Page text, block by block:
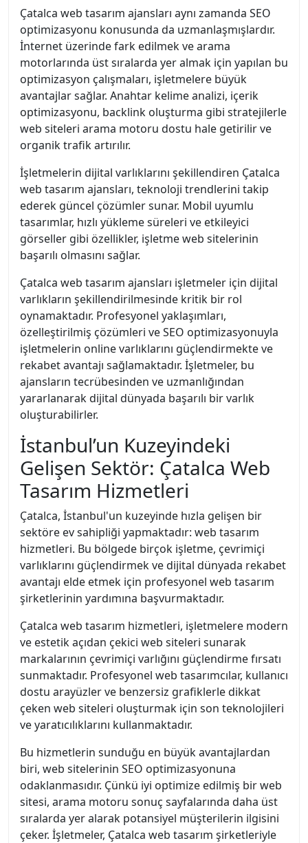
Çatalca web tasarım ajansları aynı zamanda SEO
optimizasyonu konusunda da uzmanlaşmışlardır.
İnternet üzerinde fark edilmek ve arama
motorlarında üst sıralarda yer almak için yapılan bu
optimizasyon çalışmaları, işletmelere büyük
avantajlar sağlar. Anahtar kelime analizi, içerik
optimizasyonu, backlink oluşturma gibi stratejilerle
web siteleri arama motoru dostu hale getirilir ve
organik trafik artırılır.
İşletmelerin dijital varlıklarını şekillendiren Çatalca
web tasarım ajansları, teknoloji trendlerini takip
ederek güncel çözümler sunar. Mobil uyumlu
tasarımlar, hızlı yükleme süreleri ve etkileyici
görseller gibi özellikler, işletme web sitelerinin
başarılı olmasını sağlar.
Çatalca web tasarım ajansları işletmeler için dijital
varlıkların şekillendirilmesinde kritik bir rol
oynamaktadır. Profesyonel yaklaşımları,
özelleştirilmiş çözümleri ve SEO optimizasyonuyla
işletmelerin online varlıklarını güçlendirmekte ve
rekabet avantajı sağlamaktadır. İşletmeler, bu
ajansların tecrübesinden ve uzmanlığından
yararlanarak dijital dünyada başarılı bir varlık
oluşturabilirler.
İstanbul’un Kuzeyindeki
Gelişen Sektör: Çatalca Web
Tasarım Hizmetleri
Çatalca, İstanbul'un kuzeyinde hızla gelişen bir
sektöre ev sahipliği yapmaktadır: web tasarım
hizmetleri. Bu bölgede birçok işletme, çevrimiçi
varlıklarını güçlendirmek ve dijital dünyada rekabet
avantajı elde etmek için profesyonel web tasarım
şirketlerinin yardımına başvurmaktadır.
Çatalca web tasarım hizmetleri, işletmelere modern
ve estetik açıdan çekici web siteleri sunarak
markalarının çevrimiçi varlığını güçlendirme fırsatı
sunmaktadır. Profesyonel web tasarımcılar, kullanıcı
dostu arayüzler ve benzersiz grafiklerle dikkat
çeken web siteleri oluşturmak için son teknolojileri
ve yaratıcılıklarını kullanmaktadır.
Bu hizmetlerin sunduğu en büyük avantajlardan
biri, web sitelerinin SEO optimizasyonuna
odaklanmasıdır. Çünkü iyi optimize edilmiş bir web
sitesi, arama motoru sonuç sayfalarında daha üst
sıralarda yer alarak potansiyel müşterilerin ilgisini
çeker. İşletmeler, Çatalca web tasarım şirketleriyle